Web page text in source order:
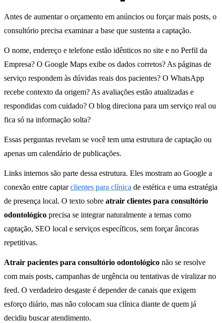
Antes de aumentar o orçamento em anúncios ou forçar mais posts, o
consultório precisa examinar a base que sustenta a captação.
O nome, endereço e telefone estão idênticos no site e no Perfil da
Empresa? O Google Maps exibe os dados corretos? As páginas de
serviço respondem às dúvidas reais dos pacientes? O WhatsApp
recebe contexto da origem? As avaliações estão atualizadas e
respondidas com cuidado? O blog direciona para um serviço real ou
fica só na informação solta?
Essas perguntas revelam se você tem uma estrutura de captação ou
apenas um calendário de publicações.
Links internos são parte dessa estrutura. Eles mostram ao Google a
conexão entre captarclientes para clínica de estética e uma estratégia
de presença local. O texto sobre atrair clientes para consultório
odontológico precisa se integrar naturalmente a temas como
captação, SEO local e serviços específicos, sem forçar âncoras
repetitivas.
Atrair pacientes para consultório odontológico não se resolve
com mais posts, campanhas de urgência ou tentativas de viralizar no
feed. O verdadeiro desgaste é depender de canais que exigem
esforço diário, mas não colocam sua clínica diante de quem já
decidiu buscar atendimento.